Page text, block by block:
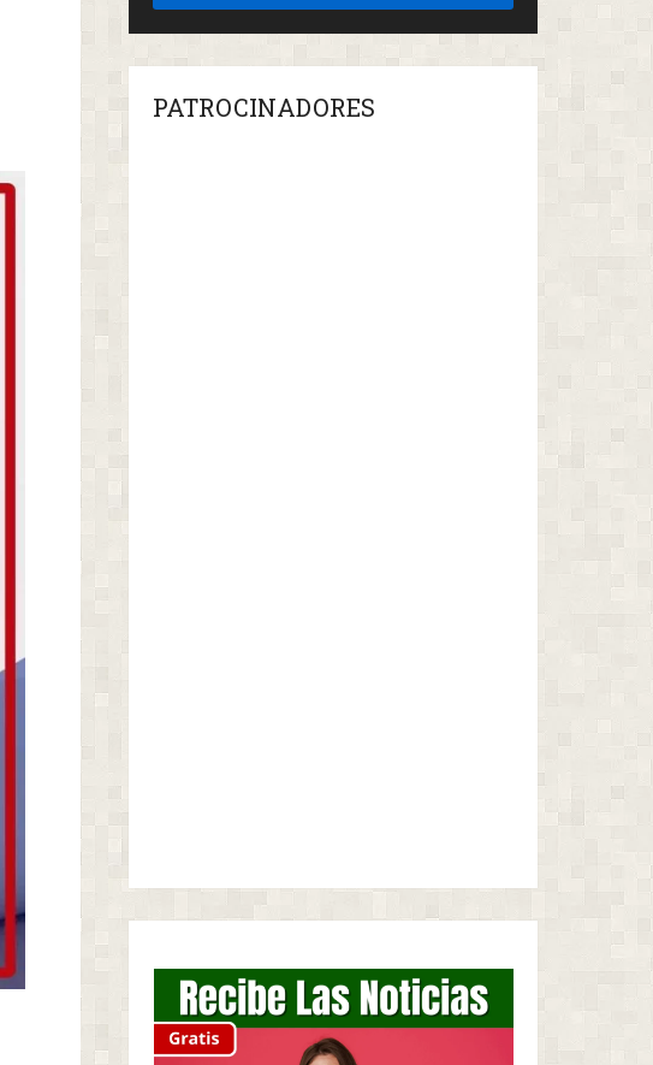
PATROCINADORES